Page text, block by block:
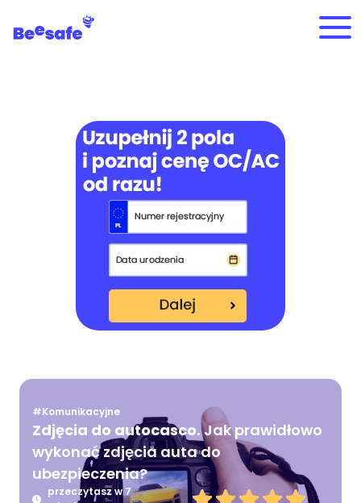
#Komunikacyjne
Zdjęcia do autocasco.Jak prawidłowo
wykonać zdjęcia auta do
ubezpieczenia?
przeczytasz w 7